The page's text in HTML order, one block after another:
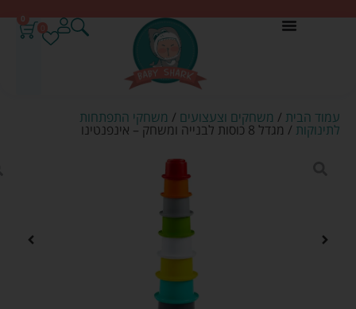
0
עמוד הבית / משחקים וצעצועים / משחקי התפתחות
לתינוקות / מגדל 8 כוסות לבנייה ומשחק – אינפנטינו